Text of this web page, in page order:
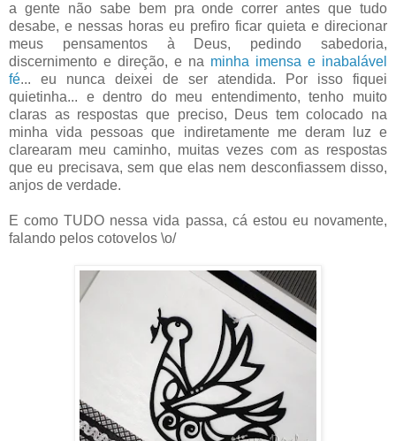
a gente não sabe bem pra onde correr antes que tudo
desabe, e nessas horas eu prefiro ficar quieta e direcionar
meus pensamentos à Deus, pedindo sabedoria,
discernimento e direção, e na minha imensa e inabalável
fé... eu nunca deixei de ser atendida. Por isso fiquei
quietinha... e dentro do meu entendimento, tenho muito
claras as respostas que preciso, Deus tem colocado na
minha vida pessoas que indiretamente me deram luz e
clarearam meu caminho, muitas vezes com as respostas
que eu precisava, sem que elas nem desconfiassem disso,
anjos de verdade.
E como TUDO nessa vida passa, cá estou eu novamente,
falando pelos cotovelos \o/